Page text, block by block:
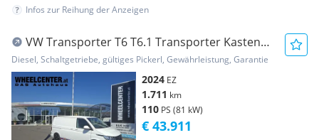
Infos zur Reihung der Anzeigen
VW Transporter T6 T6.1 Transporter Kasten
2.0 TDI * GEWINDEFAHRWE... Transporter /
Kastenwagen
Diesel, Schaltgetriebe, gültiges Pickerl, Gewährleistung, Garantie
2024 EZ
1.711 km
110 PS (81 kW)
€ 43.911